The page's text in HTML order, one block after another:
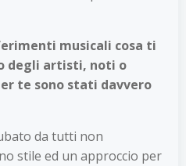
musicali cosa ti
degli artisti, noti o
te sono stati davvero
da tutti non
stile ed un approccio per